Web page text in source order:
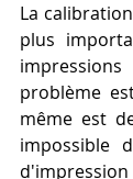
La
plus
problème
même est
impossible